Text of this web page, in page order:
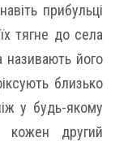
прибульці
тягне до села
називають його
близько
у будь-якому
кожен другий